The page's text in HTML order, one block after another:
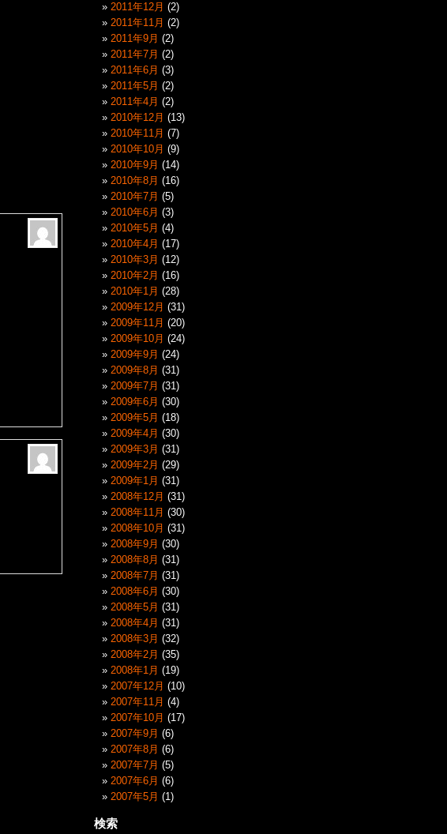
2011年12月 (2)
2011年11月 (2)
2011年9月 (2)
2011年7月 (2)
2011年6月 (3)
2011年5月 (2)
2011年4月 (2)
2010年12月 (13)
2010年11月 (7)
2010年10月 (9)
2010年9月 (14)
2010年8月 (16)
2010年7月 (5)
2010年6月 (3)
2010年5月 (4)
2010年4月 (17)
2010年3月 (12)
2010年2月 (16)
2010年1月 (28)
2009年12月 (31)
2009年11月 (20)
2009年10月 (24)
2009年9月 (24)
2009年8月 (31)
2009年7月 (31)
2009年6月 (30)
2009年5月 (18)
2009年4月 (30)
2009年3月 (31)
2009年2月 (29)
2009年1月 (31)
2008年12月 (31)
2008年11月 (30)
2008年10月 (31)
2008年9月 (30)
2008年8月 (31)
2008年7月 (31)
2008年6月 (30)
2008年5月 (31)
2008年4月 (31)
2008年3月 (32)
2008年2月 (35)
2008年1月 (19)
2007年12月 (10)
2007年11月 (4)
2007年10月 (17)
2007年9月 (6)
2007年8月 (6)
2007年7月 (5)
2007年6月 (6)
2007年5月 (1)
検索